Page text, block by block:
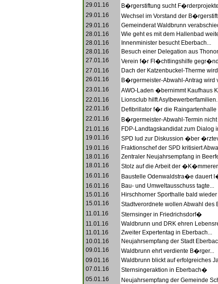
29.01.16
B�rgerstiftung sucht
29.01.16
Wechsel im Vorstand der
29.01.16
Gemeinderat Waldbrunn
28.01.16
Wie geht es mit dem Hallenbad
28.01.16
Innenminister besucht Eberbach...
28.01.16
Besuch einer Delegation aus
27.01.16
Verein f�r Fl�chtlingshilfe
27.01.16
Dach der Katzenbuckel-Therme
26.01.16
B�rgermeister-Abwahl-Antrag wird
23.01.16
AWO-Laden �bernimmt Kaufhaus
22.01.16
Lionsclub hilft
22.01.16
Defibrillator f�r die Raingartenhalle
22.01.16
B�rgermeister-Abwahl-Termin nicht
21.01.16
FDP-Landtagskandidat zum Dialog
19.01.16
SPD lud zur Diskussion �ber
19.01.16
Fraktionschef der SPD kritisiert
18.01.16
Zentraler Neujahrsempfang in
18.01.16
Stolz auf die Arbeit der
16.01.16
Baustelle Odenwaldstra�e dauert
16.01.16
Bau- und Umweltausschuss tagte...
15.01.16
Hirschhorner Sporthalle bald wieder
15.01.16
Stadtverordnete wollen Abwahl des
11.01.16
Sternsinger in Friedrichsdorf�
11.01.16
Waldbrunn und DRK ehren
11.01.16
Zweiter Expertentag in Eberbach...
10.01.16
Neujahrsempfang der Stadt
09.01.16
Waldbrunn ehrt verdiente B�rger...
09.01.16
Waldbrunn blickt auf erfolgreiches
07.01.16
Sternsingeraktion in Eberbach�
05.01.16
Neujahrsempfang der Gemeinde